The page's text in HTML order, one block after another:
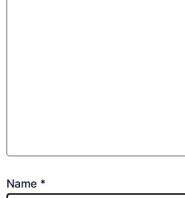
Name *